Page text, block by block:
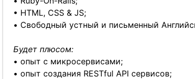
• HTML, CSS & JS;
• Свободный устный и письменный
Будет плюсом:
• опыт с микросервисами;
• опыт создания RESTful API сервисов;